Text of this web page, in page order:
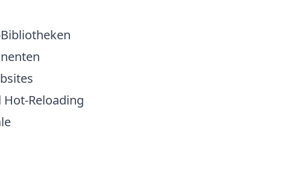
Reloading